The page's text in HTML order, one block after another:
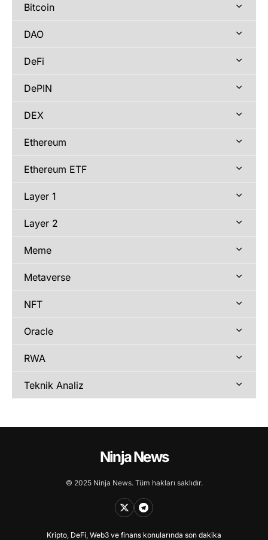
Bitcoin
DAO
DeFi
DePIN
DEX
Ethereum
Ethereum ETF
Layer 1
Layer 2
Meme
Metaverse
NFT
Oracle
RWA
Teknik Analiz
Ninja News
© 2025 Ninja News. Tüm hakları saklıdır.
Kripto, DeFi, Web3 ve finans konularında son dakika